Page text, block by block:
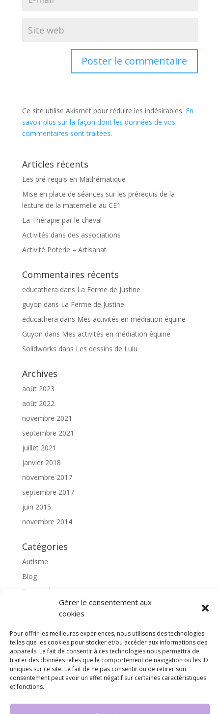
Gérer le consentement aux
cookies
Pour offrir les meilleures expériences, nous utilisons des technologies
telles que les cookies pour stocker et/ou accéder aux informations des
appareils. Le fait de consentir à ces technologies nous permettra de
traiter des données telles que le comportement de navigation ou les ID
uniques sur ce site. Le fait de ne pas consentir ou de retirer son
consentement peut avoir un effet négatif sur certaines caractéristiques
et fonctions.
Ce site utilise Akismet pour réduire les indésirables. En
savoir plus sur la façon dont les données de vos
commentaires sont traitées.
Articles récents
Les pré-requis en Mathématique
Mise en place de séances sur les prérequis de la
lecture de la maternelle au CE1
La Thérapie par le cheval
Activités dans des associations
Activité Poterie – Artisanat
Commentaires récents
educathera dans La Ferme de Justine
guyon dans La Ferme de Justine
educathera dans Mes activités en médiation équine
Guyon dans Mes activités en médiation équine
Solidworks dans Les dessins de Lulu
Archives
août 2023
août 2022
novembre 2021
septembre 2021
juillet 2021
janvier 2018
novembre 2017
septembre 2017
juin 2015
novembre 2014
Catégories
Autisme
Blog
Featured
l'apprentissage scolaire
Non classé
partenaires
Poterie
rassemblons nos expériences